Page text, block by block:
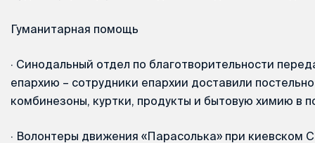
Гуманитарная помощь
· Синодальный отдел по благотворительности
епархию – сотрудники епархии доставили
комбинезоны, куртки, продукты и бытовую химию в
· Волонтеры движения «Парасолька» при киевском